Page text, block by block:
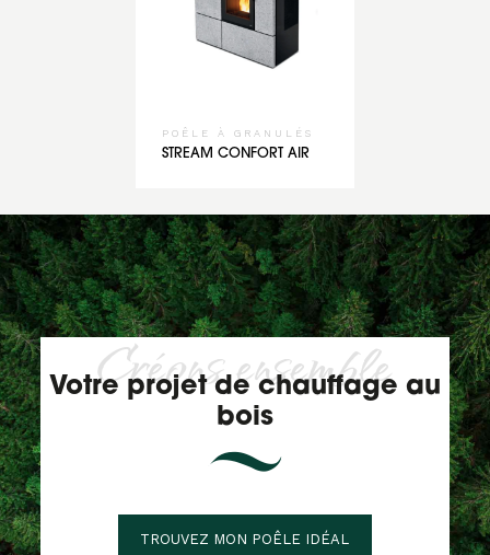
POÊLE À GRANULÉS
STREAM CONFORT AIR
Créons ensemble
Votre projet de chauffage au
bois
TROUVEZ MON POÊLE IDÉAL